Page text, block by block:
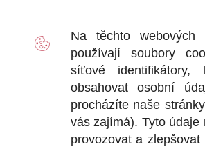
Na těchto webových
používají soubory
síťové identifikátory,
obsahovat osobní
procházíte naše
vás zajímá). Tyto údaje
provozovat a